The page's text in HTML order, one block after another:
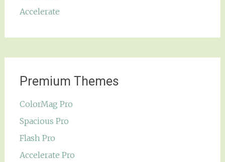
Accelerate
Premium Themes
ColorMag Pro
Spacious Pro
Flash Pro
Accelerate Pro